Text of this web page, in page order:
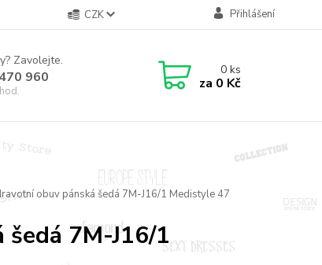
CZK Přihlášení
Zavolejte.
960 0ks
za 0 Kč
obuv pánská šedá 7M-J16/1 Medistyle 47
7M-J16/1